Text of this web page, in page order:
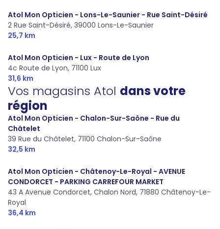
Atol Mon Opticien - Lons-Le-Saunier - Rue Saint-Désiré
2 Rue Saint-Désiré, 39000 Lons-Le-Saunier
25,7 km
Atol Mon Opticien - Lux - Route de Lyon
4c Route de Lyon, 71100 Lux
31,6 km
Vos magasins Atol dans votre
région
Atol Mon Opticien - Chalon-Sur-Saône - Rue du
Châtelet
39 Rue du Châtelet, 71100 Chalon-Sur-Saône
32,5 km
Atol Mon Opticien - Châtenoy-Le-Royal - AVENUE
CONDORCET - PARKING CARREFOUR MARKET
43 A Avenue Condorcet, Chalon Nord, 71880 Châtenoy-Le-
Royal
36,4 km